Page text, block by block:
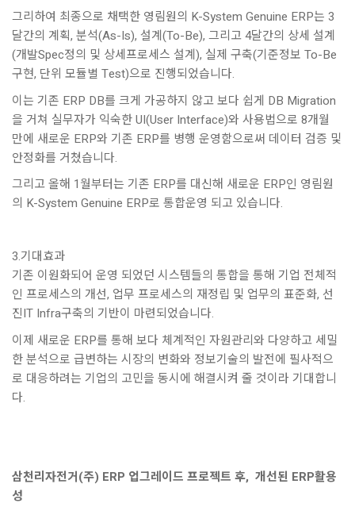
그리하여 최종으로 채택한 영림원의 K-System Genuine ERP는 3
달간의 계획, 분석(As-Is), 설계(To-Be), 그리고 4달간의 상세 설계
(개발Spec정의 및 상세프로세스 설계), 실제 구축(기준정보 To-Be
구현, 단위 모듈별 Test)으로 진행되었습니다.
이는 기존 ERP DB를 크게 가공하지 않고 보다 쉽게 DB Migration
을 거쳐 실무자가 익숙한 UI(User Interface)와 사용법으로 8개월
만에 새로운 ERP와 기존 ERP를 병행 운영함으로써 데이터 검증 및
안정화를 거쳤습니다.
그리고 올해 1월부터는 기존 ERP를 대신해 새로운 ERP인 영림원
의 K-System Genuine ERP로 통합운영 되고 있습니다.
3.기대효과
기존 이원화되어 운영 되었던 시스템들의 통합을 통해 기업 전체적
인 프로세스의 개선, 업무 프로세스의 재정립 및 업무의 표준화, 선
진IT Infra구축의 기반이 마련되었습니다.
이제 새로운 ERP를 통해 보다 체계적인 자원관리와 다양하고 세밀
한 분석으로 급변하는 시장의 변화와 정보기술의 발전에 필사적으
로 대응하려는 기업의 고민을 동시에 해결시켜 줄 것이라 기대합니
다.
삼천리자전거(주) ERP 업그레이드 프로젝트 후, 개선된 ERP활용
성